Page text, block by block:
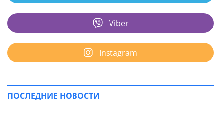
Viber
Instagram
ПОСЛЕДНИЕ НОВОСТИ